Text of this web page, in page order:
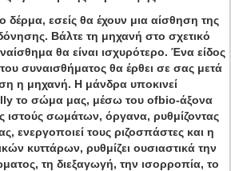
εσείς θα έχουν μια αίσθηση της
Βάλτε τη μηχανή στο σχετικό
θα είναι ισχυρότερο. Ένα είδος
συναισθήματος θα έρθει σε σας μετά
η μηχανή. Η μάνδρα υποκινεί
το σώμα μας, μέσω του ofbio-άξονα
ιστούς σωμάτων, όργανα, ρυθμίζοντας
ενεργοποιεί τους ριζοσπάστες και η
κυττάρων, ρυθμίζει ουσιαστικά την
τη διεξαγωγή, την ισορροπία, το